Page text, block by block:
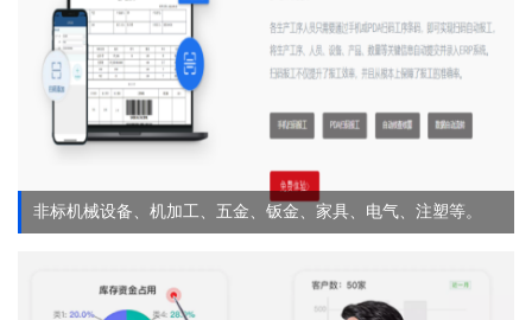
非标机械设备、机加工、五金、钣金、家具、电气、注塑等。